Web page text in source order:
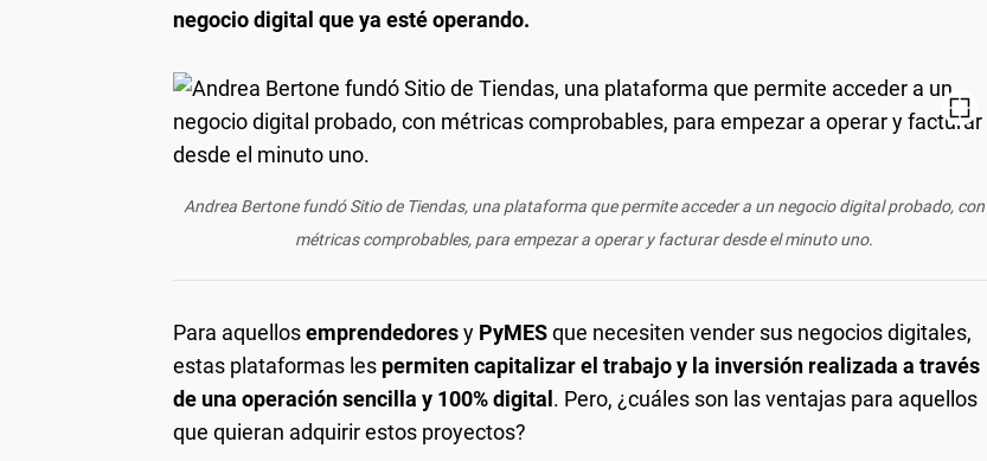
negocio digital que ya esté operando.
Andrea Bertone fundó Sitio de Tiendas, una plataforma que permite acceder a un negocio digital probado, con
métricas comprobables, para empezar a operar y facturar desde el minuto uno.
Para aquellosemprendedoresy PyMESque necesiten vender sus negocios digitales,
estas plataformas les permiten capitalizar el trabajo y la inversión realizada a través
de una operación sencilla y 100% digital. Pero, ¿cuáles son las ventajas para aquellos
que quieran adquirir estos proyectos?